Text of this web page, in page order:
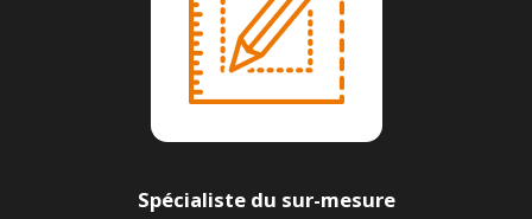
Spécialiste du sur-mesure